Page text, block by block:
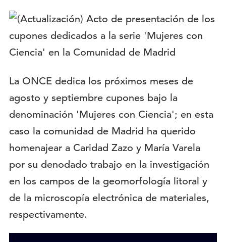
Logotipo:
Descripción:
La ONCE dedica los próximos meses de
agosto y septiembre cupones bajo la
denominación 'Mujeres con Ciencia'; en esta
caso la comunidad de Madrid ha querido
homenajear a Caridad Zazo y María Varela
por su denodado trabajo en la investigación
en los campos de la geomorfología litoral y
de la microscopía electrónica de materiales,
respectivamente.